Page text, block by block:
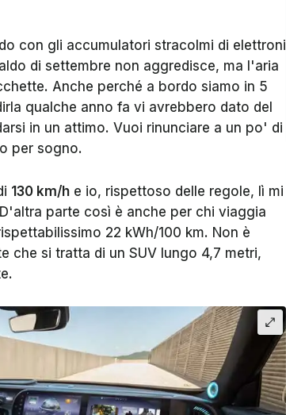
con gli accumulatori stracolmi di elettroni
di settembre non aggredisce, ma l'aria
Anche perché a bordo siamo in 5
qualche anno fa vi avrebbero dato del
in un attimo. Vuoi rinunciare a un po' di
per sogno.
130 km/h e io, rispettoso delle regole, lì mi
parte così è anche per chi viaggia
22 kWh/100 km. Non è
che si tratta di un SUV lungo 4,7 metri,